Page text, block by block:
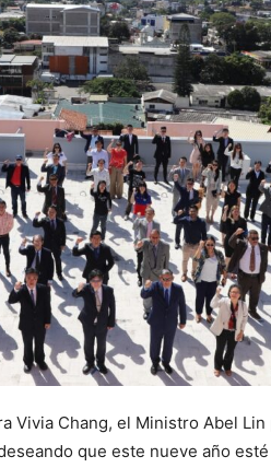
Vivia Chang, el Ministro Abel
que este nueve año